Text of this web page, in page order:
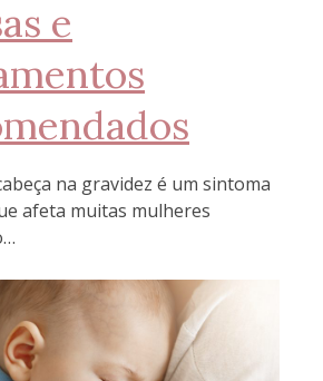
e
na gravidez é um sintoma
afeta muitas mulheres